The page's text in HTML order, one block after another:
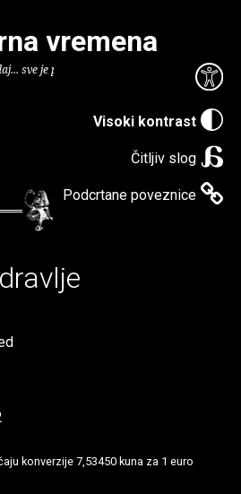
Visoki kontrast
Čitljiv slog
Podcrtane poveznice
vremena
sve je puno knjiga.
konverzije 7,53450 kuna za 1 euro